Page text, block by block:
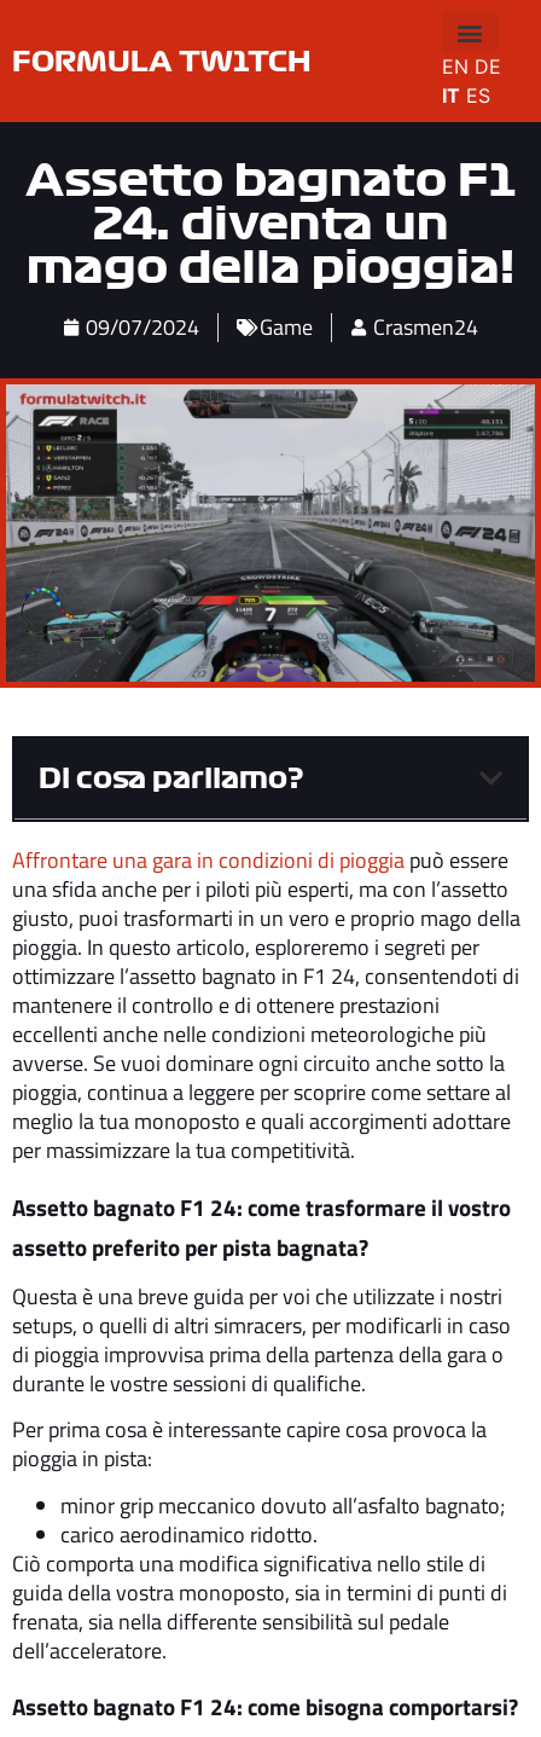
FORMULA TW1TCH EN DE
IT ES
Assetto bagnato F1
24: diventa un
mago della pioggia!
09/07/2024 Game Crasmen24
Di cosa parliamo?
Affrontare una gara in condizioni di pioggiapuò essere
una sfida anche per i piloti più esperti, ma con l’assetto
giusto, puoi trasformarti in un vero e proprio mago della
pioggia. In questo articolo, esploreremo i segreti per
ottimizzare l’assetto bagnato in F1 24, consentendoti di
mantenere il controllo e di ottenere prestazioni
eccellenti anche nelle condizioni meteorologiche più
avverse. Se vuoi dominare ogni circuito anche sotto la
pioggia, continua a leggere per scoprire come settare al
meglio la tua monoposto e quali accorgimenti adottare
per massimizzare la tua competitività.
Assetto bagnato F1 24: come trasformare il vostro
assetto preferito per pista bagnata?
Questa è una breve guida per voi che utilizzate i nostri
setups, o quelli di altri simracers, per modificarli in caso
di pioggia improvvisa prima della partenza della gara o
durante le vostre sessioni di qualifiche.
Per prima cosa è interessante capire cosa provoca la
pioggia in pista:
minor grip meccanico dovuto all’asfalto bagnato;
carico aerodinamico ridotto.
Ciò comporta una modifica significativa nello stile di
guida della vostra monoposto, sia in termini di punti di
frenata, sia nella differente sensibilità sul pedale
dell’acceleratore.
Assetto bagnato F1 24: come bisogna comportarsi?